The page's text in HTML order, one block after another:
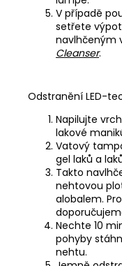
V případě
setřete
navlhčeným
Cleanser.
Odstranění LED-
Napilujte
lakové
Vatový
gel laků a
Takto
nehtovou
alobalem.
Nechte 10
pohyby
nehtu.